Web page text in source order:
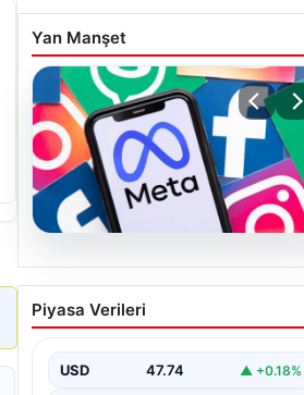
Yan Manşet
07.08.2026
Meta’ya çocuk güvenliği
davasında 567 milyon
Piyasa Verileri
USD 47.74 ▲ +0.18%